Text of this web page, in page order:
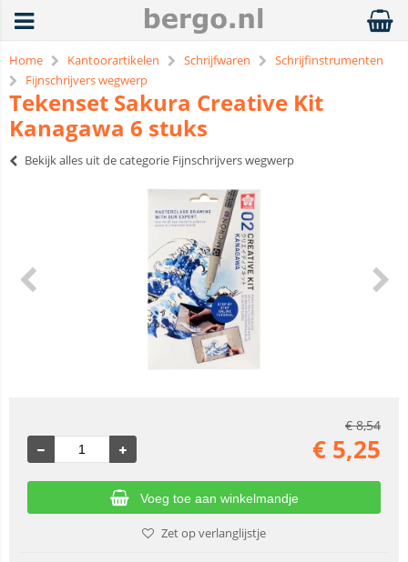
Home Kantoorartikelen Schrijfwaren
Schrijfinstrumenten
Fijnschrijvers wegwerp
Tekenset Sakura Creative Kit
Kanagawa 6 stuks
Bekijk alles uit de categorie Fijnschrijvers wegwerp
€8,54
€ 5,25
Voeg toe aan winkelmandje
Zet op verlanglijstje